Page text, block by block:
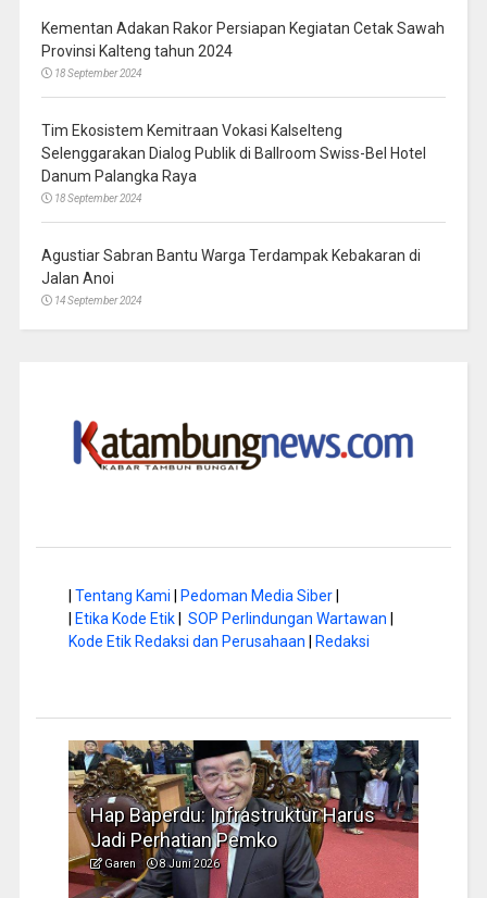
Kementan Adakan Rakor Persiapan Kegiatan Cetak Sawah
Provinsi Kalteng tahun 2024
18 September 2024
Tim Ekosistem Kemitraan Vokasi Kalselteng
Selenggarakan Dialog Publik di Ballroom Swiss-Bel Hotel
Danum Palangka Raya
18 September 2024
Agustiar Sabran Bantu Warga Terdampak Kebakaran di
Jalan Anoi
14 September 2024
Tentang Kami Pedoman Media Siber|
Etika Kode Etik| SOP Perlindungan Wartawan
Kode Etik Redaksi dan Perusahaan
Redaksi
Musim Kemarau, DPRD Dorong
Pengelolaan Sampah yang Aman
Garen 6 Juni 2026